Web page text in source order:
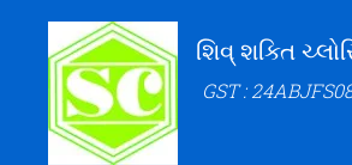
શિવ્ શક્તિ
GST :